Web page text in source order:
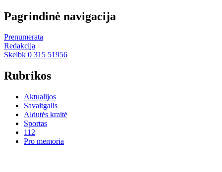
Pagrindinė navigacija
Prenumerata
Redakcija
Skelbk 0 315 51956
Rubrikos
Aktualijos
Savaitgalis
Aldutės kraitė
Sportas
112
Pro memoria